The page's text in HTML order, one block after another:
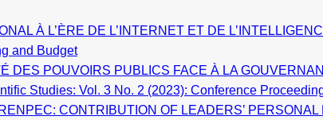
À L’ÈRE DE L’INTERNET ET DE
and Budget
DES POUVOIRS PUBLICS FACE À LA
Studies: Vol. 3 No. 2 (2023): Conference
CONTRIBUTION OF LEADERS’